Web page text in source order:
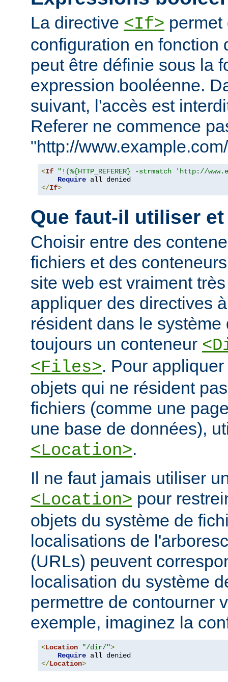
La directive <If> permet
configuration en fonction
peut être définie sous la
expression booléenne.
suivant, l'accès est
Referer ne commence
"http://
<If
"!(%{HTTP_REFERER} -strmatch 'http://
Require
</If>
Que faut-il utiliser
Choisir entre des
fichiers et des
site web est vraiment
appliquer des directives
résident dans le
toujours un conteneur
<Files>. Pour
objets qui ne résident
fichiers (comme une
une base de données),
<Location>.
Il ne faut jamais utiliser
<Location> pour
objets du système de
localisations de
(URLs) peuvent
localisation du système
permettre de contourner
exemple, imaginez la
<Location "/dir/">
Require
</Location>